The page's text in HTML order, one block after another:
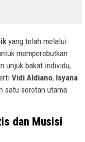
yang telah melalui
memperebutkan
unjuk bakat individu,
Vidi Aldiano, Isyana
satu sorotan utama
dan Musisi